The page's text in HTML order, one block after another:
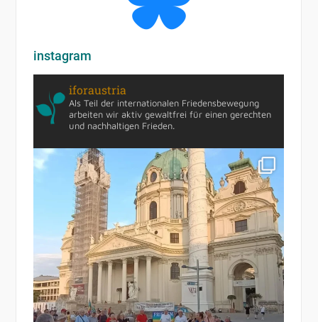
instagram
iforaustria
Als Teil der internationalen Friedensbewegung
arbeiten wir aktiv gewaltfrei für einen gerechten
und nachhaltigen Frieden.